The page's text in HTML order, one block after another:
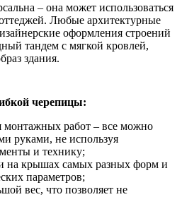
– она может использоваться
Любые архитектурные
оформления строений
тандем с мягкой кровлей,
здания.
черепицы:
монтажных работ – все можно
руками, не используя
и технику;
на крышах самых разных форм и
параметров;
вес, что позволяет не